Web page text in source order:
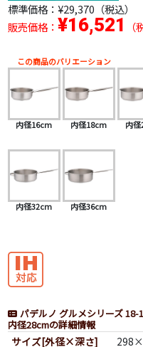
標準価格： ¥29,370（税込）
販売価格： ¥16,521
この商品のバリエーション
内径16cm 内径18cm 内
内径32cm 内径36cm
パデルノ グルメシリーズ
内径28cmの詳細情報
サイズ[外径×深さ]